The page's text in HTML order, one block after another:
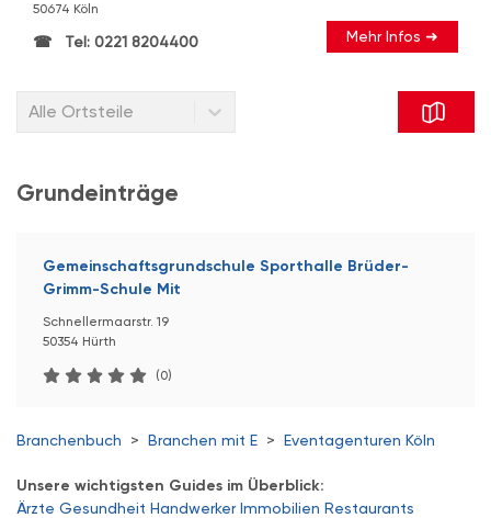
50674 Köln
Tel: 0221 8204400 Mehr Infos ➜
Alle Ortsteile
Grundeinträge
Gemeinschaftsgrundschule Sporthalle Brüder-
Grimm-Schule Mit
Schnellermaarstr. 19
50354 Hürth
(0)
Branchenbuch > Branchen mit E > Eventagenturen Köln
Unsere wichtigsten Guides im Überblick:
Ärzte Gesundheit Handwerker Immobilien Restaurants